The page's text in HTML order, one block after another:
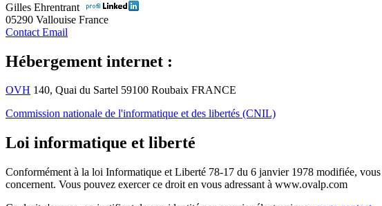
Gilles Ehrentrant
05290 Vallouise France
Contact Email
Hébergement internet :
OVH 140, Quai du Sartel 59100 Roubaix FRANCE
Commission nationale de l'informatique et des libertés (CNIL)
Loi informatique et liberté
Conformément à la loi Informatique et Liberté 78-17 du 6 janvier 1978 modifiée,
concernent. Vous pouvez exercer ce droit en vous adressant à www.ovalp.com